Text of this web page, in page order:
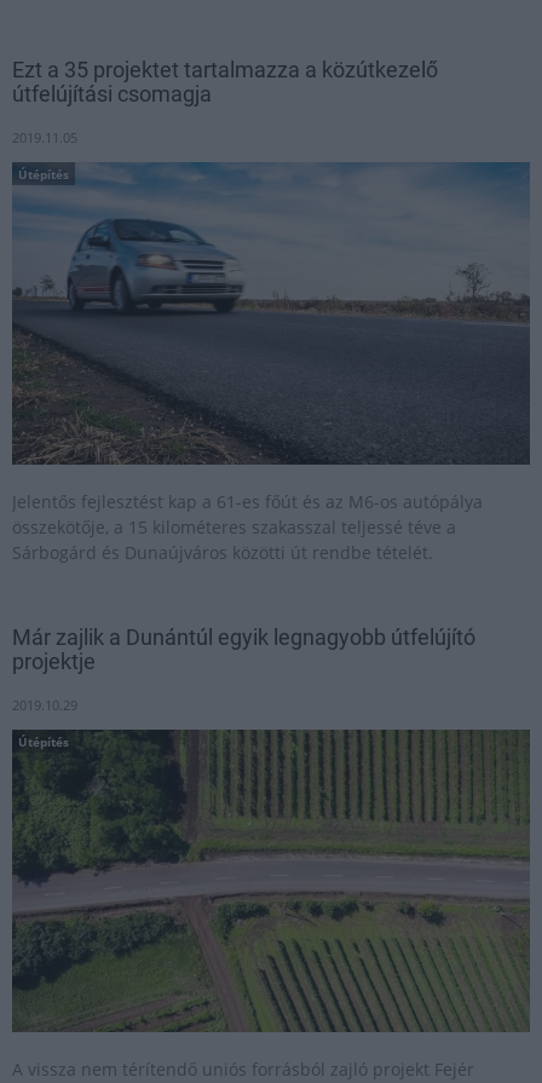
Ezt a 35 projektet tartalmazza a közútkezelő
útfelújítási csomagja
2019.11.05
Útépítés
Jelentős fejlesztést kap a 61-es főút és az M6-os autópálya
összekötője, a 15 kilométeres szakasszal teljessé téve a
Sárbogárd és Dunaújváros közötti út rendbe tételét.
Már zajlik a Dunántúl egyik legnagyobb útfelújító
projektje
2019.10.29
Útépítés
A vissza nem térítendő uniós forrásból zajló projekt Fejér